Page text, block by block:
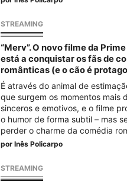
STREAMING
“Merv”. O novo filme da
está a conquistar os fãs de
românticas (e o cão é
É através do animal de
que surgem os momentos mais
sinceros e emotivos, e o filme
o humor de forma subtil – mas
perder o charme da comédia
por Inês Policarpo
STREAMING